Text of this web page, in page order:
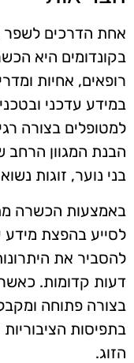
אחת הדרכים לשפר
בקונדומים היא
רופאים, אחיות
במידע עדכני
למטופלים בצורה
הבנת המגוון הרחב
בני נוער, זוגות
באמצעות הכשרה
לסייע בהפצת מידע
להסביר את
דעות קדומות.
בצורה פתוחה
בתפיסות
הזוג.